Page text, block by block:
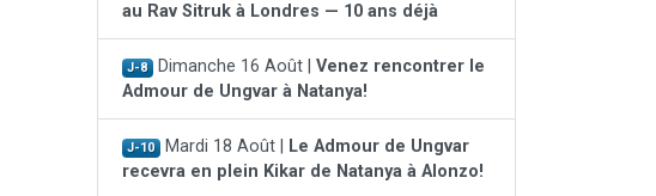
au Rav Sitruk à Londres — 10 ans déjà
J-8 Dimanche 16 Août | Venez rencontrer le
Admour de Ungvar à Natanya!
J-10 Mardi 18 Août |
Le Admour de Ungvar
recevra en plein Kikar de Natanya à Alonzo!